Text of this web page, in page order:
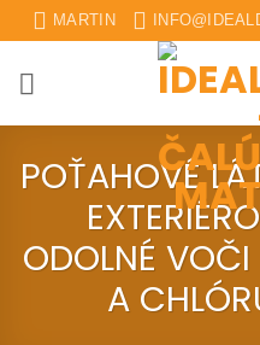
Skip
to
content
MARTIN
POŤAHOVÉ
ODOLNÉ
A